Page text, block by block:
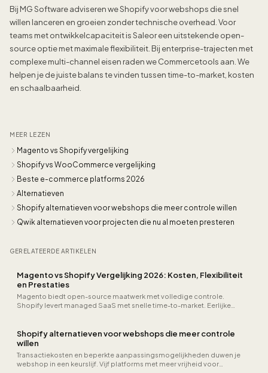
Bij MG Software adviseren we Shopify voor webshops die snel
willen lanceren en groeien zonder technische overhead. Voor
teams met ontwikkelcapaciteit is Saleor een uitstekende open-
source optie met maximale flexibiliteit. Bij enterprise-trajecten met
complexe multi-channel eisen raden we Commercetools aan. We
helpen je de juiste balans te vinden tussen time-to-market, kosten
en schaalbaarheid.
MEER LEZEN
Magento vs Shopify vergelijking
Shopify vs WooCommerce vergelijking
Beste e-commerce platforms 2026
Alternatieven
Shopify alternatieven voor webshops die meer controle willen
Qwik alternatieven voor projecten die nu al moeten presteren
GERELATEERDE ARTIKELEN
Magento vs Shopify Vergelijking 2026: Kosten, Flexibiliteit
en Prestaties
Magento biedt open-source maatwerk met volledige controle.
Shopify levert managed SaaS met snelle time-to-market. Eerlijke
Shopify alternatieven voor webshops die meer controle
willen
Transactiekosten en beperkte aanpassingsmogelijkheden duwen je
webshop in een keurslijf. Vijf platforms met meer vrijheid voor